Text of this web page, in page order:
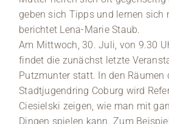
geben sich Tipps und lernen sich
berichtet Lena-Marie Staub.
Am Mittwoch, 30. Juli, von 9.30
findet die zunächst letzte
Putzmunter statt. In den Räumen
Stadtjugendring Coburg wird
Ciesielski zeigen, wie man mit
Dingen spielen kann. Zum